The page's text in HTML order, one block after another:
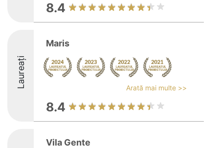
8.4
Laureați
Maris
Arată mai multe >>
8.4
Vila Gente